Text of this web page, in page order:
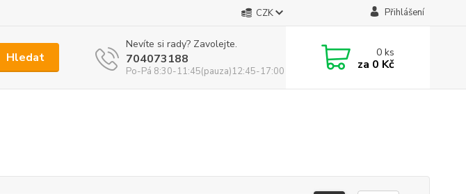
CZK Přihlášení
Hledat
Nevíte si rady? Zavolejte.
704073188
Po-Pá 8:30-11:45(pauza)12:45-17:00
0ks
za 0 Kč